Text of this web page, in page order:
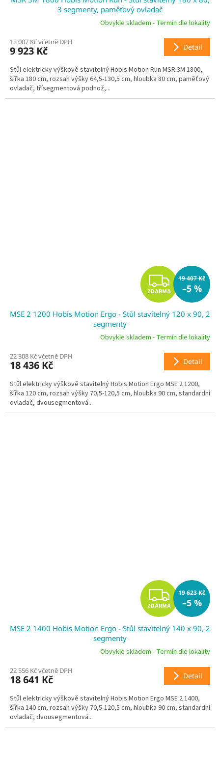
A
R
M
A
3 segmenty, paměťový ovladač
Obvykle skladem - Termín dle lokality
12 007 Kč včetně DPH
9 923 Kč Detail
Stůl elektricky výškově stavitelný Hobis Motion Run MSR 3M 1800,
šířka 180 cm, rozsah výšky 64,5-130,5 cm, hloubka 80 cm, paměťový
ovladač, třísegmentová podnož,...
Z
D
A
R
M
A
ZDARMA
19 407 Kč
–5 %
MSE 2 1200 Hobis Motion Ergo - Stůl stavitelný 120 x 90, 2
segmenty
Obvykle skladem - Termín dle lokality
22 308 Kč včetně DPH
18 436 Kč Detail
Stůl elektricky výškově stavitelný Hobis Motion Ergo MSE 2 1200,
šířka 120 cm, rozsah výšky 70,5-120,5 cm, hloubka 90 cm, standardní
ovladač, dvousegmentová...
Z
D
A
R
M
A
ZDARMA
19 623 Kč
–5 %
MSE 2 1400 Hobis Motion Ergo - Stůl stavitelný 140 x 90, 2
segmenty
Obvykle skladem - Termín dle lokality
22 556 Kč včetně DPH
18 641 Kč Detail
Stůl elektricky výškově stavitelný Hobis Motion Ergo MSE 2 1400,
šířka 140 cm, rozsah výšky 70,5-120,5 cm, hloubka 90 cm, standardní
ovladač, dvousegmentová...